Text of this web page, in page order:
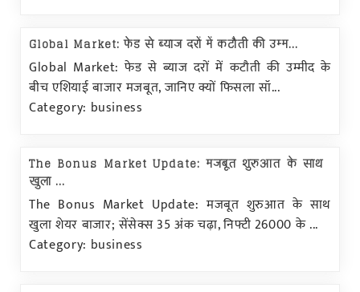
Global Market: फेड से ब्याज दरों में कटौती की उम्म...
Global Market: फेड से ब्याज दरों में कटौती की उम्मीद के
बीच एशियाई बाजार मजबूत, जानिए क्यों फिसला सॉ...
Category: business
The Bonus Market Update: मजबूत शुरुआत के साथ
खुला ...
The Bonus Market Update: मजबूत शुरुआत के साथ
खुला शेयर बाजार; सेंसेक्स 35 अंक चढ़ा, निफ्टी 26000 के ...
Category: business